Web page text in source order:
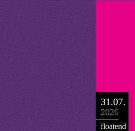
31.07.
2026
floatend